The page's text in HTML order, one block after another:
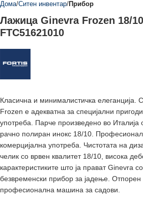
Дома Ситен инвентар Прибор
Лажица Ginevra Frozen 18/
FTC51621010
Класична и минималистичка елеганција.
Frozen e адекватна за специјални
употреба. Парче произведено во Италија
рачно полиран инокс 18/10.
комерцијална употреба. Чистотата на
челик со врвен квалитет 18/10, висока
карактеристиките што ја прават Ginevra
безвременски прибор за јадење.
професионална машина за садови.